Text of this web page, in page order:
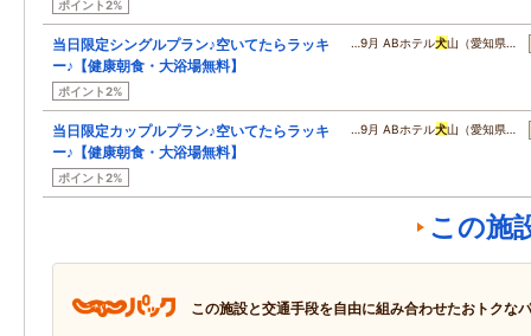
ポイント2%
当日限定シングルプラン♪空いてたらラッキ
ー♪【健康朝食・大浴場無料】
ポイント2%
…9月 ABホテル犬山（愛知県…
当日限定カップルプラン♪空いてたらラッキ
ー♪【健康朝食・大浴場無料】
ポイント2%
…9月 ABホテル犬山（愛知県…
この施
この施設と交通手段を自由に組み合わせたおトクな